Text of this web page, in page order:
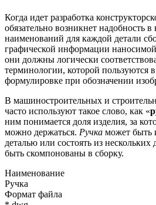
Когда идет разработка
обязательно возникнет надобность в
наименований для каждой детали
графической информации
они должны логически
терминологии, которой пользуются
формулировке при обозначении
В машиностроительных и
часто используют такое слово, как «
ним понимается доля изделия, за
можно держаться. Ручка может быть
деталью или состоять из нескольких
быть скомпонованы в сборку.
Наименование
Ручка
Формат файла